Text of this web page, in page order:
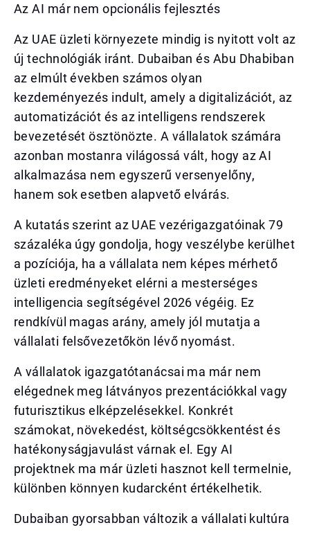
Az AI már nem opcionális fejlesztés
Az UAE üzleti környezete mindig is nyitott volt az
új technológiák iránt. Dubaiban és Abu Dhabiban
az elmúlt években számos olyan
kezdeményezés indult, amely a digitalizációt, az
automatizációt és az intelligens rendszerek
bevezetését ösztönözte. A vállalatok számára
azonban mostanra világossá vált, hogy az AI
alkalmazása nem egyszerű versenyelőny,
hanem sok esetben alapvető elvárás.
A kutatás szerint az UAE vezérigazgatóinak 79
százaléka úgy gondolja, hogy veszélybe kerülhet
a pozíciója, ha a vállalata nem képes mérhető
üzleti eredményeket elérni a mesterséges
intelligencia segítségével 2026 végéig. Ez
rendkívül magas arány, amely jól mutatja a
vállalati felsővezetőkön lévő nyomást.
A vállalatok igazgatótanácsai ma már nem
elégednek meg látványos prezentációkkal vagy
futurisztikus elképzelésekkel. Konkrét
számokat, növekedést, költségcsökkentést és
hatékonyságjavulást várnak el. Egy AI
projektnek ma már üzleti hasznot kell termelnie,
különben könnyen kudarcként értékelhetik.
Dubaiban gyorsabban változik a vállalati kultúra